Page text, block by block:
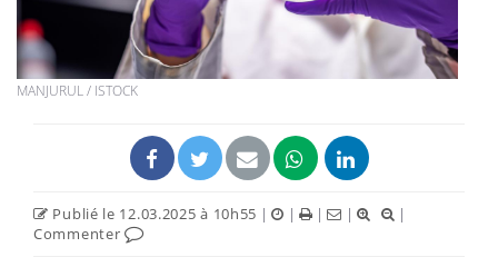
MANJURUL / ISTOCK
Publié le 12.03.2025 à 10h55 | | | |
|
Commenter